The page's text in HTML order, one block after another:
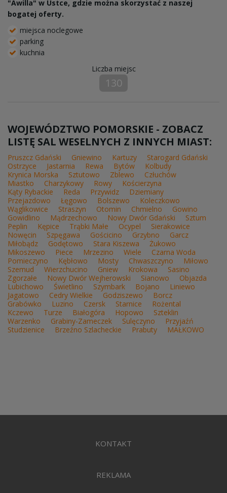
"Awilla" w Ustce, gdzie można skorzystać z naszej
bogatej oferty.
miejsca noclegowe
parking
kuchnia
Liczba miejsc
130
WOJEWÓDZTWO POMORSKIE - ZOBACZ
LISTĘ SAL WESELNYCH Z INNYCH MIAST:
Pruszcz Gdański Gniewino Kartuzy
Starogard Gdański
Ostrzyce
Jastarnia Rewa Bytów
Kolbudy
Krynica Morska
Sztutowo Zblewo
Człuchów
Miastko
Charzykowy Rowy
Kościerzyna
Kąty Rybackie
Reda Przywidz
Dziemiany
Przejazdowo
Łęgowo Bolszewo
Koleczkowo
Wąglikowice
Straszyn Otomin Chmielno
Gowino
Gowidlino
Mądrzechowo Nowy Dwór Gdański
Sztum
Peplin
Kępice Trąbki Małe Ocypel
Sierakowice
Nowęcin
Szpęgawa Gościcino Grzybno
Garcz
Miłobądz
Godętowo Stara Kiszewa
Żukowo
Mikoszewo
Piece Mrzezino Wiele
Czarna Woda
Pomieczyno
Kębłowo Mosty Chwaszczyno
Miłowo
Szemud
Wierzchucino Gniew Krokowa
Sasino
Zgorzałe
Nowy Dwór Wejherowski Sianowo
Objazda
Lubichowo
Świetlino Szymbark Bojano
Liniewo
Jagatowo
Cedry Wielkie Godziszewo
Borcz
Grabówko
Luzino Czersk Starnice
Rożental
Kczewo
Turze Białogóra Hopowo
Szteklin
Warzenko
Grabiny-Zameczek Sulęczyno
Przyjaźń
Studzienice
Brzeźno Szlacheckie Prabuty MAŁKOWO
KONTAKT
REKLAMA